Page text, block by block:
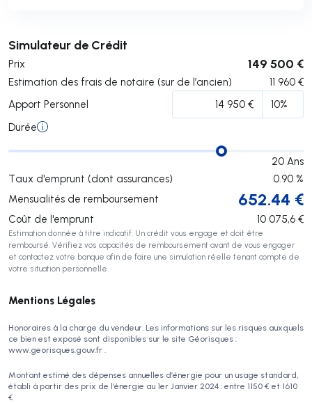
Simulateur de Crédit
Prix 149 500 €
Estimation des frais de notaire (sur de l’ancien) 11 960 €
Apport Personnel
Durée
20 Ans
Taux d'emprunt (dont assurances)
0.90 %
Mensualités de remboursement
652.44 €
Coût de l'emprunt 10 075,6 €
Estimation donnée à titre indicatif. Un crédit vous engage et doit être
remboursé. Vérifiez vos capacités de remboursement avant de vous engager
et contactez votre banque afin de faire une simulation réelle tenant compte de
votre situation personnelle.
Soumettre
Mentions Légales
Honoraires à la charge du vendeur. Les informations sur les risques auxquels
ce bien est exposé sont disponibles sur le site Géorisques :
www.georisques.gouv.fr .
Montant estimé des dépenses annuelles d’énergie pour un usage standard,
établi à partir des prix de l’énergie au 1er Janvier 2024 : entre 1150 € et 1610
€